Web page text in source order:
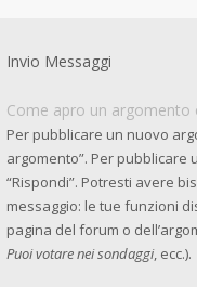
Invio Messaggi
Come apro un argomento
Per pubblicare un nuovo
argomento”. Per pubblicare
“Rispondi”. Potresti avere
messaggio: le tue funzioni
pagina del forum o
Puoi votare nei sondaggi, ecc.).